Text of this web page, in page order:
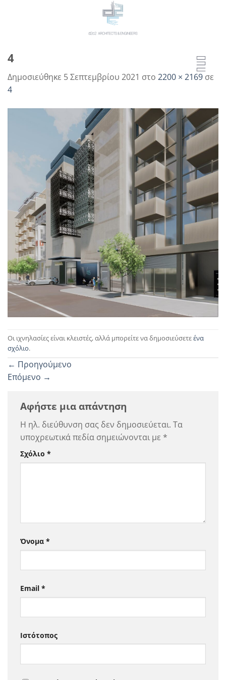
4
Δημοσιεύθηκε 5 Σεπτεμβρίου 2021 στο 2200 × 2169 σε
4
Οι ιχνηλασίες είναι κλειστές, αλλά μπορείτε να δημοσιεύσετεένα
σχόλιο.
← Προηγούμενο
Επόμενο →
Αφήστε μια απάντηση
Η ηλ. διεύθυνση σας δεν δημοσιεύεται. Τα
υποχρεωτικά πεδία σημειώνονται με *
Σχόλιο *
Όνομα *
Email *
Ιστότοπος